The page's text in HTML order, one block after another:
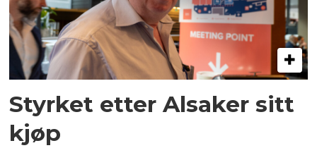
Styrket etter Alsaker sitt
kjøp